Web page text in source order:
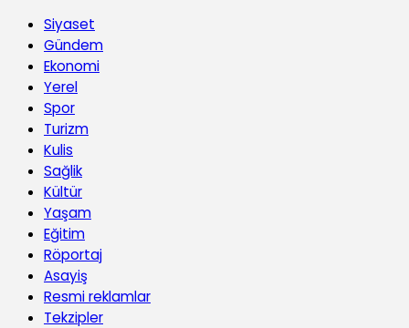
Siyaset
Gündem
Ekonomi
Yerel
Spor
Turizm
Kulis
Sağlik
Kültür
Yaşam
Eğitim
Röportaj
Asayiş
Resmi reklamlar
Tekzipler